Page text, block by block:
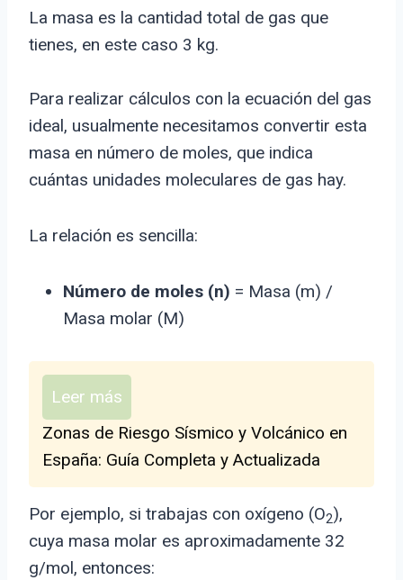
La masa es la cantidad total de gas que
tienes, en este caso 3 kg.
Para realizar cálculos con la ecuación del gas
ideal, usualmente necesitamos convertir esta
masa en número de moles, que indica
cuántas unidades moleculares de gas hay.
La relación es sencilla:
Número de moles (n) = Masa (m) /
Masa molar (M)
Leer más
Zonas de Riesgo Sísmico y Volcánico en
España: Guía Completa y Actualizada
Por ejemplo, si trabajas con oxígeno (O2),
cuya masa molar es aproximadamente 32
g/mol, entonces: